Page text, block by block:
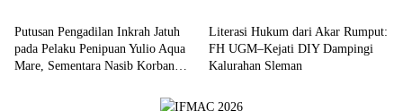
Putusan Pengadilan Inkrah Jatuh
pada Pelaku Penipuan Yulio Aqua
Mare, Sementara Nasib Korban
Literasi Hukum dari Akar Rumput:
FH UGM–Kejati DIY Dampingi
Kalurahan Sleman